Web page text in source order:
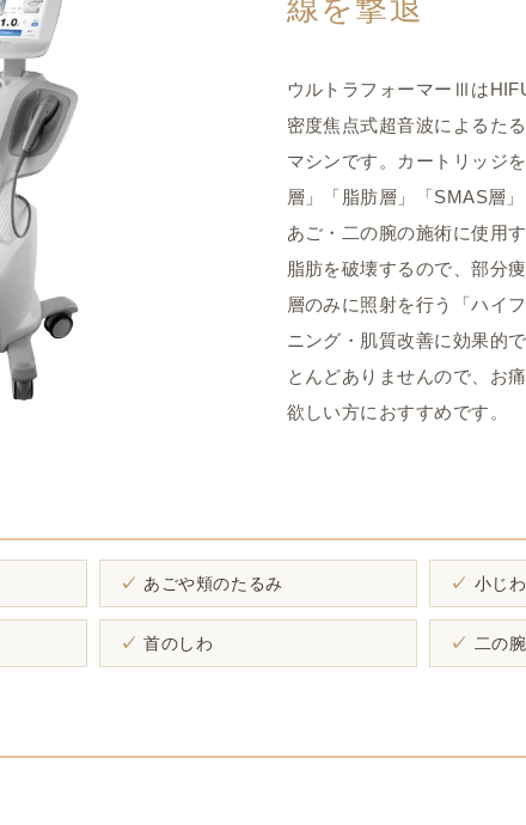
線を撃退
ウルトラフォーマーⅢは
密度焦点式超音波によるた
マシンです。カートリッジ
層」「脂肪層」「SMAS層
あご・二の腕の施術に使用
脂肪を破壊するので、部分
層のみに照射を行う「ハイ
ニング・肌質改善に効果的
とんどありませんので、お
欲しい方におすすめです。
あごや頬のたるみ 小じわ
首のしわ 二の